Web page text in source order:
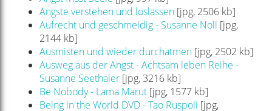
Ängste verstehen und loslassen[jpg, 2506 kb]
Aufrecht und geschmeidig - Susanne Noll [jpg,
2144 kb]
Ausmisten und wieder durchatmen[jpg, 2502 kb]
Ausweg aus der Angst - Achtsam leben Reihe -
Susanne Seethaler[jpg, 3216 kb]
Be Nobody - Lama Marut[jpg, 1577 kb]
Being in the World DVD - Tao Ruspoli [jpg,